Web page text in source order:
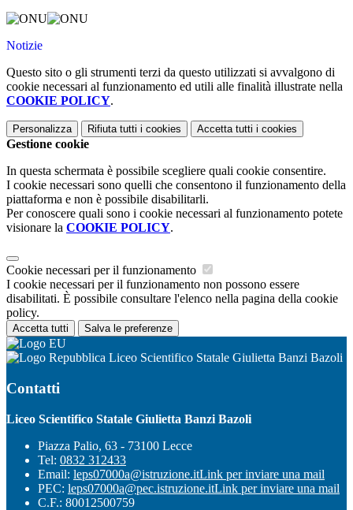
Notizie
Questo sito o gli strumenti terzi da questo utilizzati si avvalgono di
cookie necessari al funzionamento ed utili alle finalità illustrate nella
COOKIE POLICY.
Personalizza Rifiuta tutti i cookies Accetta tutti i cookies
Gestione cookie
In questa schermata è possibile scegliere quali cookie consentire.
I cookie necessari sono quelli che consentono il funzionamento della
piattaforma e non è possibile disabilitarli.
Per conoscere quali sono i cookie necessari al funzionamento potete
visionare la COOKIE POLICY.
Cookie necessari per il funzionamento
I cookie necessari per il funzionamento non possono essere
disabilitati. È possibile consultare l'elenco nella pagina della cookie
policy.
Accetta tutti Salva le preferenze
Liceo Scientifico Statale Giulietta Banzi Bazoli
Contatti
Liceo Scientifico Statale Giulietta Banzi Bazoli
Piazza Palio, 63 - 73100 Lecce
Tel: 0832 312433
Email: leps07000a@istruzione.itLink per inviare una mail
PEC: leps07000a@pec.istruzione.itLink per inviare una mail
C.F.: 80012500759